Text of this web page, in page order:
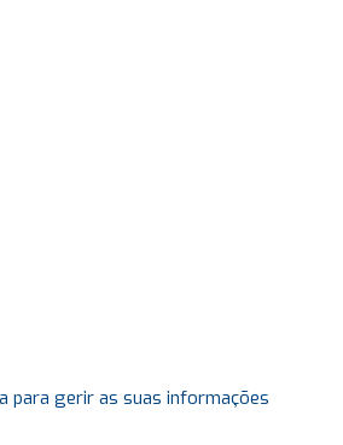
para gerir as suas informações